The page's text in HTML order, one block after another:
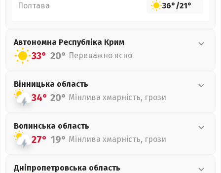
Полтава 36°/21°
Автономна Республіка Крим
33° 20° Переважно ясно
Вінницька область
34° 20° Мінлива хмарність, грози
Волинська область
27° 19° Мінлива хмарність, грози
Дніпропетровська область